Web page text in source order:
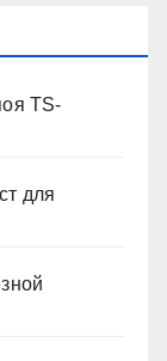
TS-
для